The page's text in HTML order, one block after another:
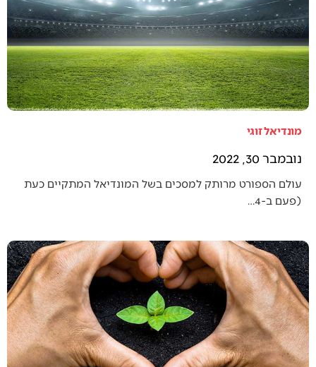
מונדיאל זוגי
נובמבר 30, 2022
עולם הספורט מרותק למסכים בשל המונדיאל המתקיים כעת
(פעם ב-4…